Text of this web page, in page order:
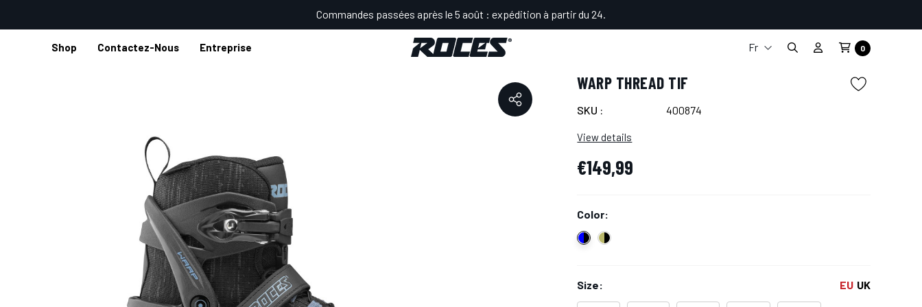
Commandes passées après le 5 août : expédition à partir du 24.
Shop Contactez-Nous Entreprise
Fr
0
Accueil Shop Patins Patins en ligne Fitness
WARP THREAD TIF
SKU : 400874
View details
€149,99
Color:
Size: EU UK